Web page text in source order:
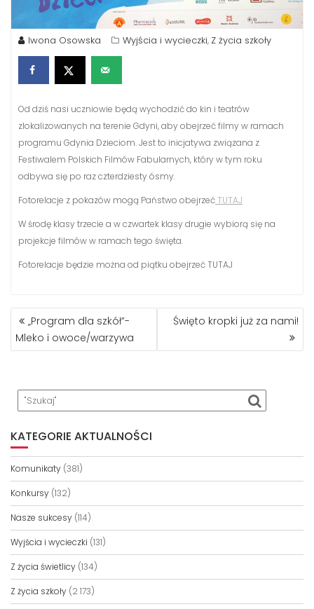
Iwona Osowska Wyjścia i wycieczki, Z życia szkoły
Od dziś nasi uczniowie będą wychodzić do kin i teatrów
zlokalizowanych na terenie Gdyni, aby obejrzeć filmy w ramach
programu Gdynia Dzieciom. Jest to inicjatywa związana z
Festiwalem Polskich Filmów Fabularnych, który w tym roku
odbywa się po raz czterdziesty ósmy.
Fotorelacje z pokazów mogą Państwo obejrzeć TUTAJ
W środę klasy trzecie a w czwartek klasy drugie wybiorą się na
projekcje filmów w ramach tego święta.
Fotorelacje będzie można od piątku obejrzeć TUTAJ
NAWIGACJA
WPISU
„Program dla szkół”-
Mleko i owoce/warzywa
Święto kropki już za nami!
KATEGORIE AKTUALNOŚCI
Komunikaty (381)
Konkursy (132)
Nasze sukcesy (114)
Wyjścia i wycieczki (131)
Z życia świetlicy (134)
Z życia szkoły (2 173)